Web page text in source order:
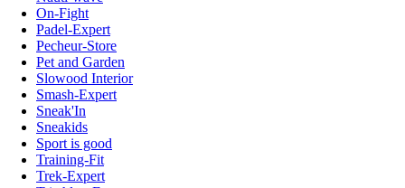
On-Fight
Padel-Expert
Pecheur-Store
Pet and Garden
Slowood Interior
Smash-Expert
Sneak'In
Sneakids
Sport is good
Training-Fit
Trek-Expert